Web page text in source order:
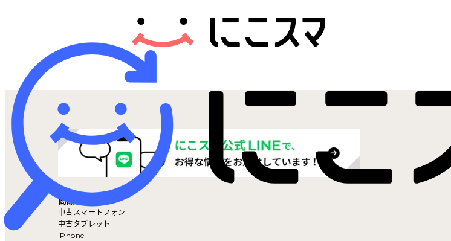
ニュース
にこスマ通信
マイページ
商品を探す
中古スマートフォン
中古タブレット
iPhone